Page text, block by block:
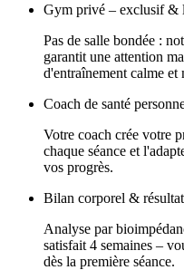
Gym privé – exclusif &
Pas de salle bondée :
garantit une attention
d'entraînement calme
Coach de santé
Votre coach crée votre
chaque séance et
vos progrès.
Bilan corporel &
Analyse par
satisfait 4 semaines –
dès la première séance.